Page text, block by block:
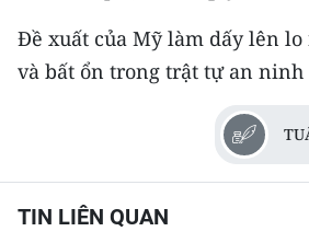
E-Magazine
Media Kinh tế
Đề xuất của Mỹ làm dấy lên lo
và bất ổn trong trật tự an ninh
TIN LIÊN QUAN